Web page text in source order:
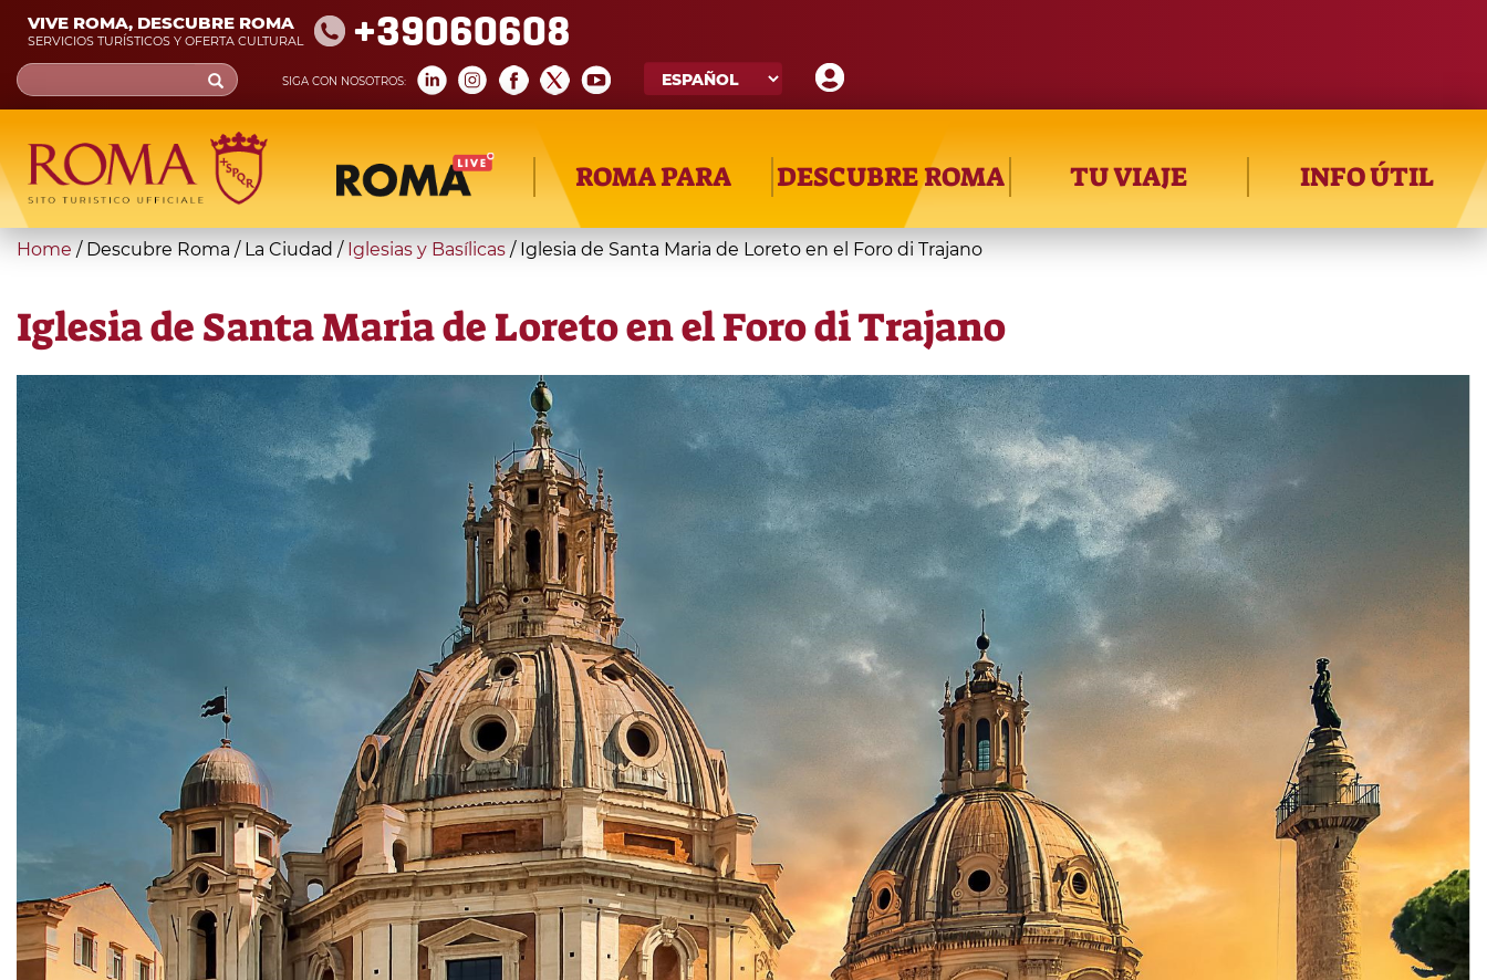
Skip
main
content
VIVE ROMA, DESCUBRE ROMA
SERVICIOS TURÍSTICOS Y OFERTA CULTURAL +39060608
SIGA CON NOSOTROS:
Search
form
Búsqueda
ROMA PARA DESCUBRE ROMA TU VIAJE INFO ÚTIL
You
here
Home / Descubre Roma / La Ciudad / Iglesias y Basílicas / Iglesia de Santa Maria de Loreto en el Foro di Trajano
Iglesia de Santa Maria de Loreto en el Foro di Trajano